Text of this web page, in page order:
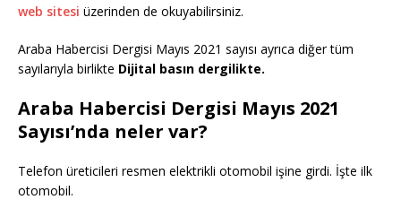
web sitesi üzerinden de okuyabilirsiniz.
Araba Habercisi Dergisi Mayıs 2021 sayısı ayrıca diğer tüm
sayılarıyla birlikte Dijital basın dergilikte.
Araba Habercisi Dergisi Mayıs 2021
Sayısı’nda neler var?
Telefon üreticileri resmen elektrikli otomobil işine girdi. İşte ilk
otomobil.